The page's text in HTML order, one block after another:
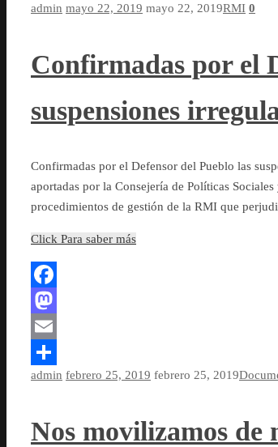
Compartir
admin mayo 22, 2019 mayo 22, 2019RMI 0
Confirmadas por el
suspensiones
Confirmadas por el Defensor del Pueblo las
aportadas por la Consejería de Políticas
procedimientos de gestión de la RMI que
Click Para saber más
Facebook
Mastodon
Email
Compartir
admin febrero 25, 2019 febrero 25, 2019
Nos movilizamos de